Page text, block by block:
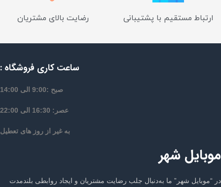
ارتباط مستقیم با پشتیبانی رضایت بالای مشتریان
ساعت کاری فروشگاه :
صبح :9:00 الی 14:00
عصر: 16:30 الی 22:00
به غیر از روز های تعطیل
موبایل شهر
در “موبایل شهر” ما به‌دنبال جلب رضایت مشتریان و ایجاد روابطی بلندمدت